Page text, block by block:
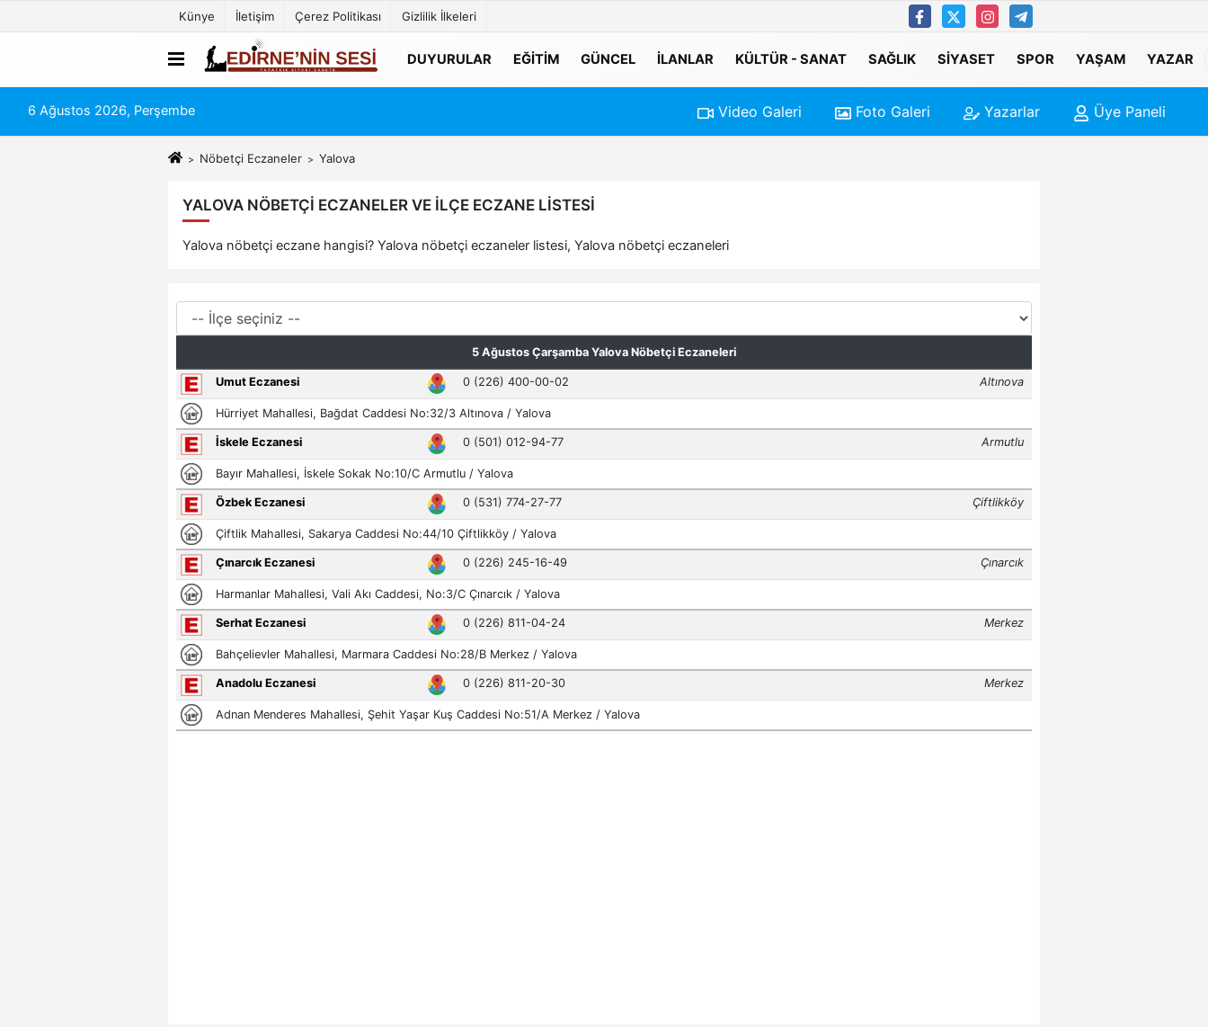
Künye İletişim Çerez Politikası Gizlilik İlkeleri
DUYURULAR EĞITIM GÜNCEL İLANLAR KÜLTÜR - SANAT SAĞLIK SIYASET SPOR YAŞAM YAZAR
6 Ağustos 2026, Perşembe Video Galeri Foto Galeri Yazarlar Üye Paneli
Nöbetçi Eczaneler Yalova
YALOVA NÖBETÇI ECZANELER VE İLÇE ECZANE LISTESI
Yalova nöbetçi eczane hangisi? Yalova nöbetçi eczaneler listesi, Yalova nöbetçi eczaneleri